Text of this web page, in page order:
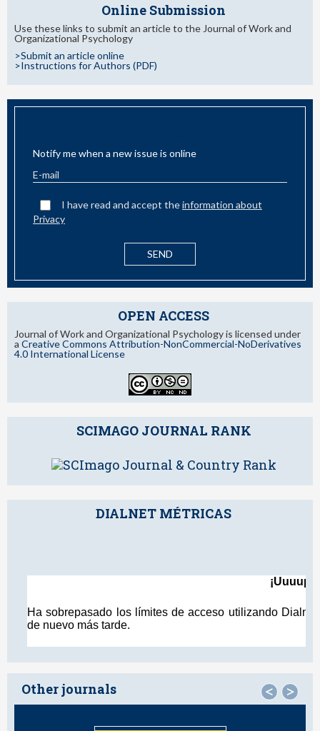
Online Submission
Use these links to submit an article to the Journal of Work and
Organizational Psychology
>Submit an article online
>Instructions for Authors (PDF)
Notify me when a new issue is online
I have read and accept theinformation about
Privacy
OPEN ACCESS
Journal of Work and Organizational Psychology is licensed under
a Creative Commons Attribution-NonCommercial-NoDerivatives
4.0 International License
SCIMAGO JOURNAL RANK
DIALNET MÉTRICAS
Other journals < >